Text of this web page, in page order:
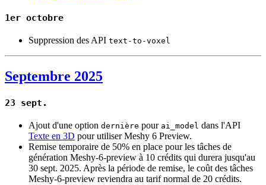
1er octobre
Suppression des API text-to-voxel
Septembre 2025
23 sept.
Ajout d'une option dernière pour ai_model dans l'API
Texte en 3D pour utiliser Meshy 6 Preview.
Remise temporaire de 50% en place pour les tâches de
génération Meshy-6-preview à 10 crédits qui durera jusqu'au
30 sept. 2025. Après la période de remise, le coût des tâches
Meshy-6-preview reviendra au tarif normal de 20 crédits.